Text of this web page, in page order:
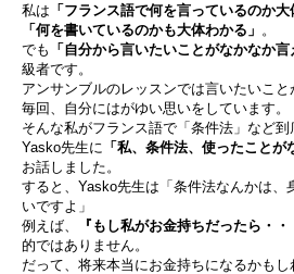
私は 「フランス語で何を言っているのか大
「何を書いているのかも大体わかる」 。
でも 「自分から言いたいことがなかなか言
級者です。
アンサンブルのレッスンでは言いたいこと
毎回、自分にはがゆい思いをしています。
そんな私がフランス語で「条件法」など到
Yasko先生に 「私、条件法、使ったことが
お話しました。
すると、Yasko先生は「条件法なんかは、
いですよ」
例えば、
『もし私がお金持ちだったら・・
的ではありません。
だって、将来本当にお金持ちになるかもし